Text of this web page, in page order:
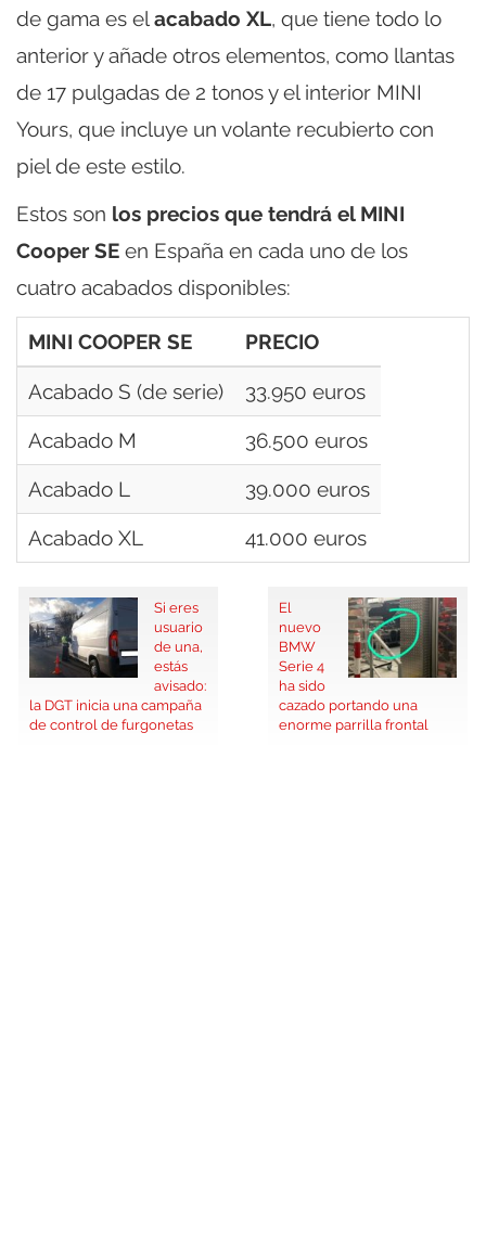
de gama es elacabado XL, que tiene todo lo
anterior y añade otros elementos, como llantas
de 17 pulgadas de 2 tonos y el interior MINI
Yours, que incluye un volante recubierto con
piel de este estilo.
Estos son los precios que tendrá el MINI
Cooper SE en España en cada uno de los
cuatro acabados disponibles:
MINI COOPER SE PRECIO
Acabado S (de serie) 33.950 euros
Acabado M 36.500 euros
Acabado L 39.000 euros
Acabado XL 41.000 euros
Si eres
usuario
de una,
estás
avisado:
la DGT inicia una campaña
de control de furgonetas
El
nuevo
BMW
Serie 4
ha sido
cazado portando una
enorme parrilla frontal